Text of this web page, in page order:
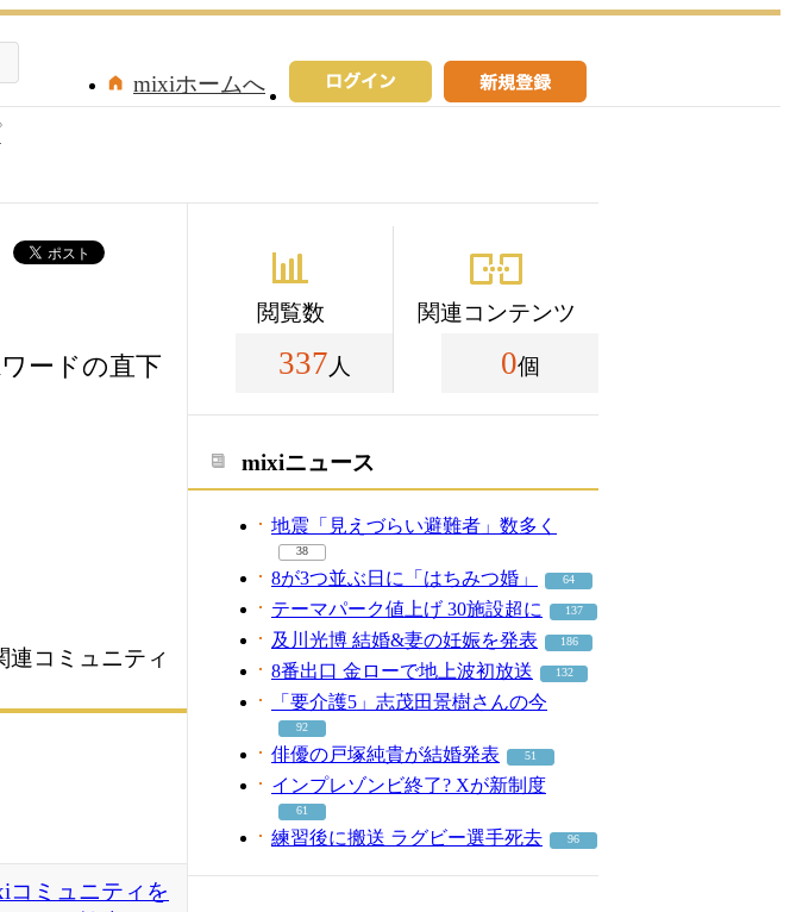
mixiホームへ
ードの直下
連コミュニティ
コミュニティを
閲覧数
337 人
関連コンテンツ
0個
mixiニュース
地震「見えづらい避難者」数多く
38
8が3つ並ぶ日に「はちみつ婚」 64
テーマパーク値上げ 30施設超に 137
及川光博 結婚&妻の妊娠を発表 186
8番出口 金ローで地上波初放送 132
「要介護5」志茂田景樹さんの今
92
俳優の戸塚純貴が結婚発表 51
インプレゾンビ終了? Xが新制度
61
練習後に搬送 ラグビー選手死去 96